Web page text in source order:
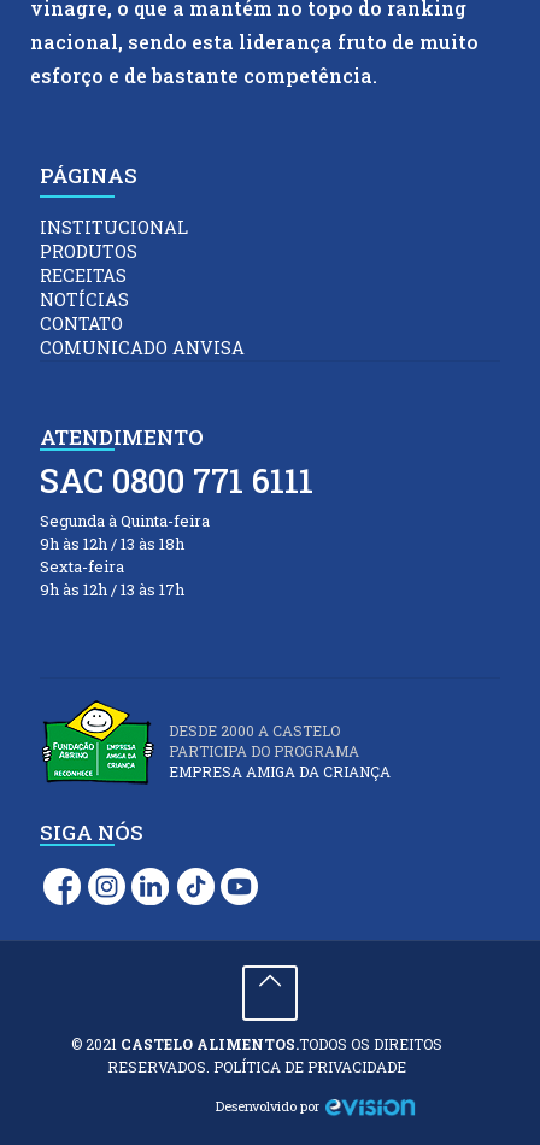
vinagre, o que a mantém no topo do ranking
nacional, sendo esta liderança fruto de muito
esforço e de bastante competência.
PÁGINAS
INSTITUCIONAL
PRODUTOS
RECEITAS
NOTÍCIAS
CONTATO
COMUNICADO ANVISA
ATENDIMENTO
SAC 0800 771 6111
Segunda à Quinta-feira
9h às 12h / 13 às 18h
Sexta-feira
9h às 12h / 13 às 17h
DESDE 2000 A CASTELO
PARTICIPA DO PROGRAMA
EMPRESA AMIGA DA CRIANÇA
SIGA NÓS
© 2021 CASTELO ALIMENTOS.TODOS OS DIREITOS
RESERVADOS. POLÍTICA DE PRIVACIDADE
Desenvolvido por